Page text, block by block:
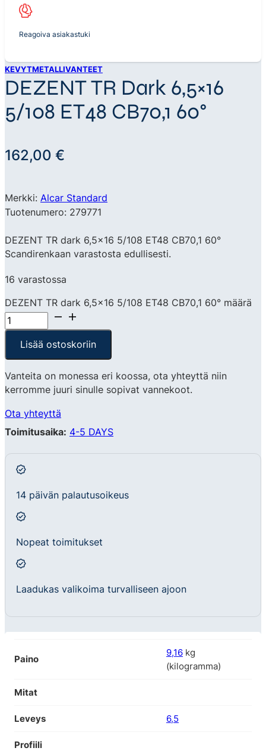
Reagoiva asiakastuki
KEVYTMETALLIVANTEET
DEZENT TR Dark 6,5×16
5/108 ET48 CB70,1 60°
162,00 €
Merkki: Alcar Standard
Tuotenumero: 279771
DEZENT TR dark 6,5×16 5/108 ET48 CB70,1 60°
Scandirenkaan varastosta edullisesti.
16 varastossa
DEZENT TR dark 6,5x16 5/108 ET48 CB70,1 60° määrä
Lisää ostoskoriin
Vanteita on monessa eri koossa, ota yhteyttä niin
kerromme juuri sinulle sopivat vannekoot.
Ota yhteyttä
Toimitusaika: 4-5 DAYS
14 päivän palautusoikeus
Nopeat toimitukset
Laadukas valikoima turvalliseen ajoon
Paino
9,16 kg
(kilogramma)
Mitat
Leveys 6,5
Profiili